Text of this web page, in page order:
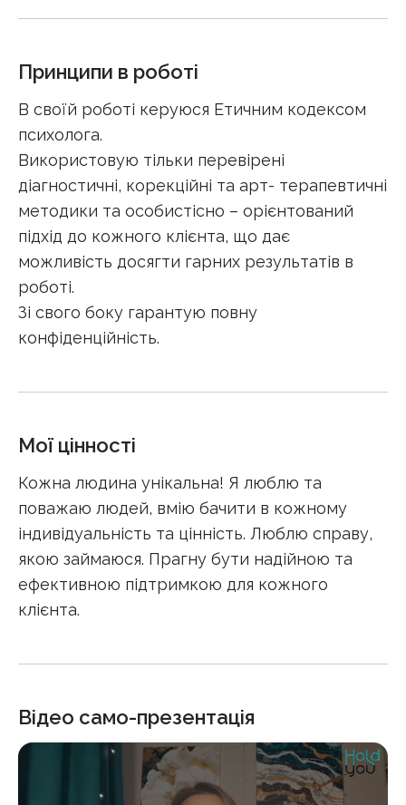
Принципи в роботі
В своїй роботі керуюся Етичним кодексом
психолога.
Використовую тільки перевірені
діагностичні, корекційні та арт- терапевтичні
методики та особистісно – орієнтований
підхід до кожного клієнта, що дає
можливість досягти гарних результатів в
роботі.
Зі свого боку гарантую повну
конфіденційність.
Мої цінності
Кожна людина унікальна! Я люблю та
поважаю людей, вмію бачити в кожному
індивідуальність та цінність. Люблю справу,
якою займаюся. Прагну бути надійною та
ефективною підтримкою для кожного
клієнта.
Відео само-презентація